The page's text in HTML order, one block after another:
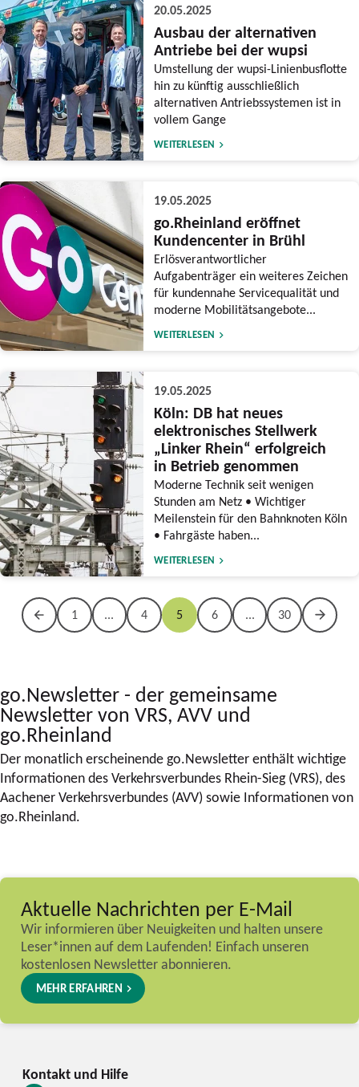
20.05.2025
Ausbau der alternativen
Antriebe bei der wupsi
Umstellung der wupsi-Linienbusflotte
hin zu künftig ausschließlich
alternativen Antriebssystemen ist in
vollem Gange
WEITERLESEN
19.05.2025
go.Rheinland eröffnet
Kundencenter in Brühl
Erlösverantwortlicher
Aufgabenträger ein weiteres Zeichen
für kundennahe Servicequalität und
moderne Mobilitätsangebote...
WEITERLESEN
19.05.2025
Köln: DB hat neues
elektronisches Stellwerk
„Linker Rhein“ erfolgreich
in Betrieb genommen
Moderne Technik seit wenigen
Stunden am Netz • Wichtiger
Meilenstein für den Bahnknoten Köln
• Fahrgäste haben...
WEITERLESEN
1 ... 4 5 6 ... 30
go.Newsletter - der gemeinsame
Newsletter von VRS, AVV und
go.Rheinland
Der monatlich erscheinende go.Newsletter enthält wichtige
Informationen des Verkehrsverbundes Rhein-Sieg (VRS), des
Aachener Verkehrsverbundes (AVV) sowie Informationen von
go.Rheinland.
Aktuelle Nachrichten per E-Mail
Wir informieren über Neuigkeiten und halten unsere
Leser*innen auf dem Laufenden! Einfach unseren
kostenlosen Newsletter abonnieren.
MEHR ERFAHREN